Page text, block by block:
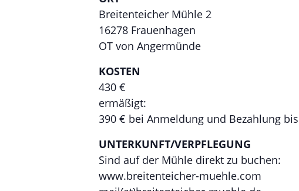
Breitenteicher Mühle 2
16278 Frauenhagen
OT von Angermünde
KOSTEN
430 €
ermäßigt:
390 € bei Anmeldung und Bezahlung
UNTERKUNFT/VERPFLEGUNG
Sind auf der Mühle direkt zu buchen:
www.breitenteicher-muehle.com